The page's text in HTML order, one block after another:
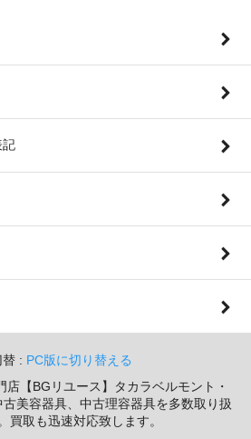
記
: PC版に切り替える
【BGリユース】タカラベルモント・
美容器具、中古理容器具を多数取り扱
買取も迅速対応致します。